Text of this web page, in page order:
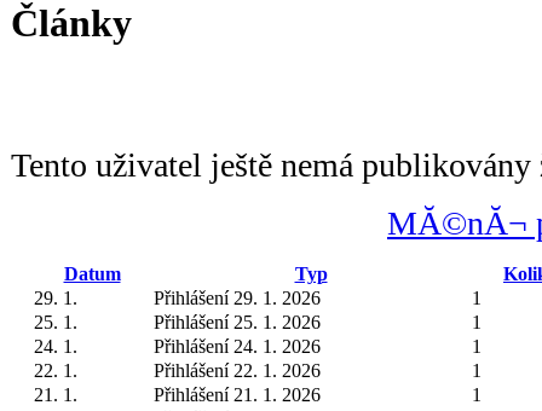
Články
Tento uživatel ještě nemá publikovány
MĂ©nĂ¬
Datum Typ
29. 1.
Přihlášení 29. 1. 2026
1
25. 1.
Přihlášení 25. 1. 2026
1
24. 1.
Přihlášení 24. 1. 2026
1
22. 1.
Přihlášení 22. 1. 2026
1
21. 1.
Přihlášení 21. 1. 2026
1